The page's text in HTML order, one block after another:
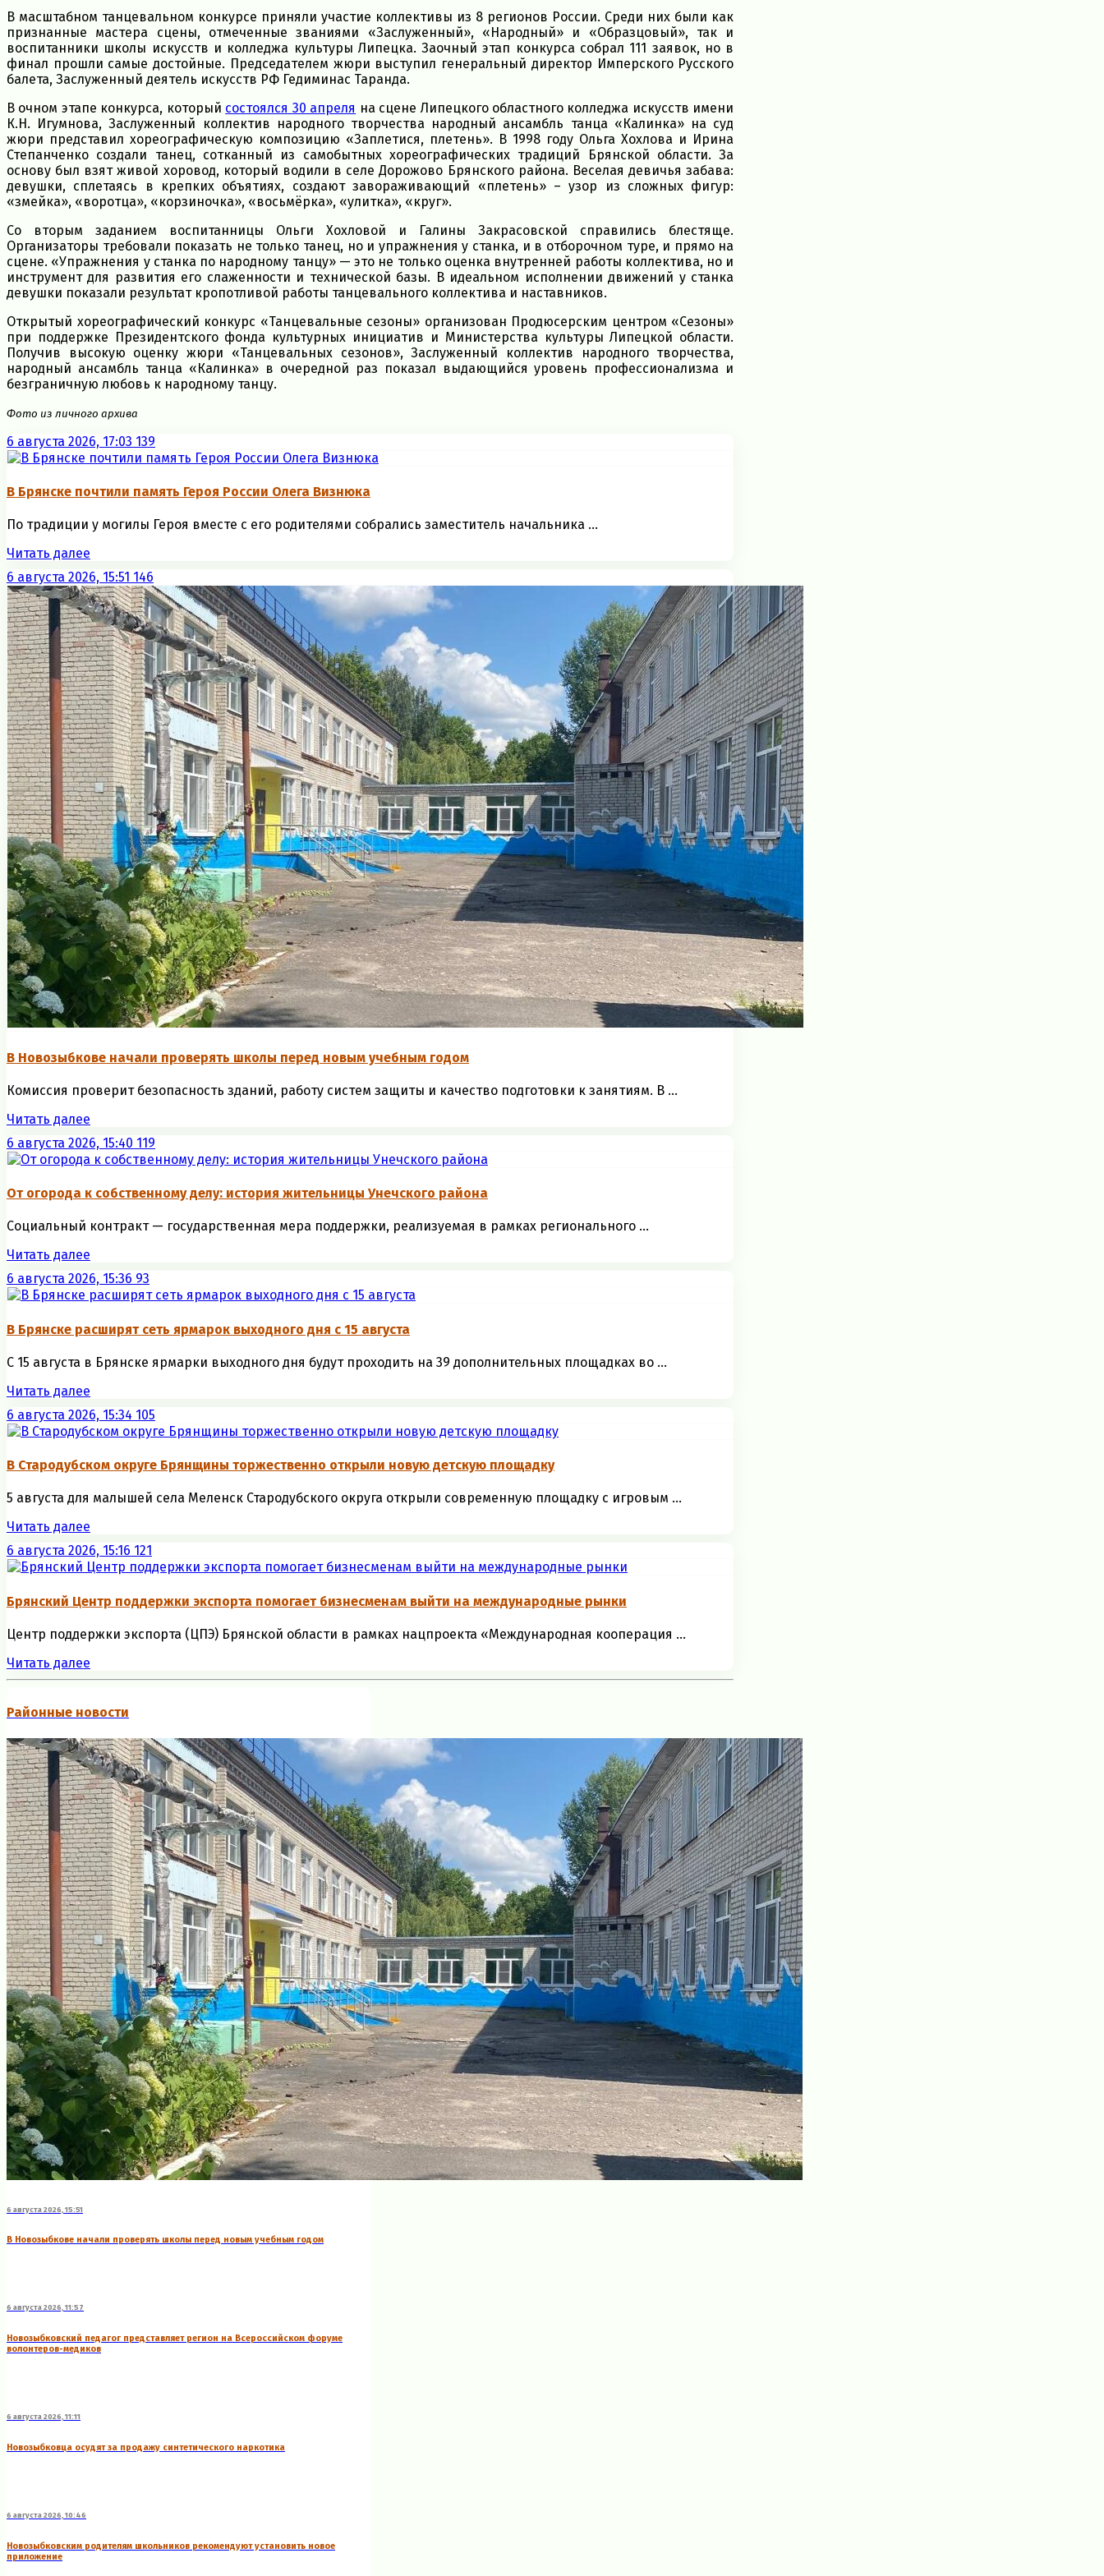
В масштабном танцевальном конкурсе приняли участие коллективы из 8 регионов России. Среди них были как
признанные мастера сцены, отмеченные званиями «Заслуженный», «Народный» и «Образцовый», так и
воспитанники школы искусств и колледжа культуры Липецка. Заочный этап конкурса собрал 111 заявок, но в
финал прошли самые достойные. Председателем жюри выступил генеральный директор Имперского Русского
балета, Заслуженный деятель искусств РФ Гедиминас Таранда.
В очном этапе конкурса, который состоялся 30 апреля на сцене Липецкого областного колледжа искусств имени
К.Н. Игумнова, Заслуженный коллектив народного творчества народный ансамбль танца «Калинка» на суд
жюри представил хореографическую композицию «Заплетися, плетень». В 1998 году Ольга Хохлова и Ирина
Степанченко создали танец, сотканный из самобытных хореографических традиций Брянской области. За
основу был взят живой хоровод, который водили в селе Дорожово Брянского района. Веселая девичья забава:
девушки, сплетаясь в крепких объятиях, создают завораживающий «плетень» – узор из сложных фигур:
«змейка», «воротца», «корзиночка», «восьмёрка», «улитка», «круг».
Со вторым заданием воспитанницы Ольги Хохловой и Галины Закрасовской справились блестяще.
Организаторы требовали показать не только танец, но и упражнения у станка, и в отборочном туре, и прямо на
сцене. «Упражнения у станка по народному танцу» — это не только оценка внутренней работы коллектива, но и
инструмент для развития его слаженности и технической базы. В идеальном исполнении движений у станка
девушки показали результат кропотливой работы танцевального коллектива и наставников.
Открытый хореографический конкурс «Танцевальные сезоны» организован Продюсерским центром «Сезоны»
при поддержке Президентского фонда культурных инициатив и Министерства культуры Липецкой области.
Получив высокую оценку жюри «Танцевальных сезонов», Заслуженный коллектив народного творчества,
народный ансамбль танца «Калинка» в очередной раз показал выдающийся уровень профессионализма и
безграничную любовь к народному танцу.
Фото из личного архива
6 августа 2026, 17:03 139
В Брянске почтили память Героя России Олега Визнюка
По традиции у могилы Героя вместе с его родителями собрались заместитель начальника ...
Читать далее
6 августа 2026, 15:51 146
В Новозыбкове начали проверять школы перед новым учебным годом
Комиссия проверит безопасность зданий, работу систем защиты и качество подготовки к занятиям. В ...
Читать далее
6 августа 2026, 15:40 119
От огорода к собственному делу: история жительницы Унечского района
Социальный контракт — государственная мера поддержки, реализуемая в рамках регионального ...
Читать далее
6 августа 2026, 15:36 93
В Брянске расширят сеть ярмарок выходного дня с 15 августа
С 15 августа в Брянске ярмарки выходного дня будут проходить на 39 дополнительных площадках во ...
Читать далее
6 августа 2026, 15:34 105
В Стародубском округе Брянщины торжественно открыли новую детскую площадку
5 августа для малышей села Меленск Стародубского округа открыли современную площадку с игровым ...
Читать далее
6 августа 2026, 15:16 121
Брянский Центр поддержки экспорта помогает бизнесменам выйти на международные рынки
Центр поддержки экспорта (ЦПЭ) Брянской области в рамках нацпроекта «Международная кооперация ...
Читать далее
Районные новости
6 августа 2026, 15:51
В Новозыбкове начали проверять школы перед новым учебным годом
6 августа 2026, 11:57
Новозыбковский педагог представляет регион на Всероссийском форуме
волонтеров-медиков
6 августа 2026, 11:11
Новозыбковца осудят за продажу синтетического наркотика
6 августа 2026, 10:46
Новозыбковским родителям школьников рекомендуют установить новое
приложение